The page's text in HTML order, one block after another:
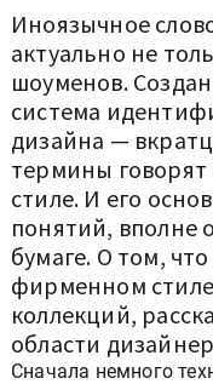
Иноязычное
актуально не
шоуменов.
система
дизайна —
термины
стиле. И его
понятий, вполне
бумаге. О том,
фирменном
коллекций,
области
Сначала немного